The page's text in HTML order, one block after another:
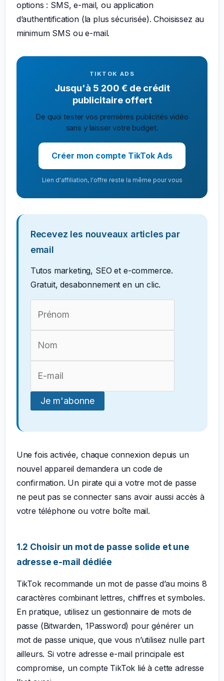
options : SMS, e-mail, ou application
d’authentification (la plus sécurisée). Choisissez au
minimum SMS ou e-mail.
TIKTOK ADS
Jusqu'à 5 200 € de crédit
publicitaire offert
De quoi tester vos premières publicités vidéo
sans y laisser votre budget.
Créer mon compte TikTok Ads
Lien d'affiliation, l'offre reste la même pour vous
Recevez les nouveaux articles par
email
Tutos marketing, SEO et e-commerce.
Gratuit, desabonnement en un clic.
Une fois activée, chaque connexion depuis un
nouvel appareil demandera un code de
confirmation. Un pirate qui a votre mot de passe
ne peut pas se connecter sans avoir aussi accès à
votre téléphone ou votre boîte mail.
1.2 Choisir un mot de passe solide et une
adresse e-mail dédiée
TikTok recommande un mot de passe d’au moins 8
caractères combinant lettres, chiffres et symboles.
En pratique, utilisez un gestionnaire de mots de
passe (Bitwarden, 1Password) pour générer un
mot de passe unique, que vous n’utilisez nulle part
ailleurs. Si votre adresse e-mail principale est
compromise, un compte TikTok lié à cette adresse